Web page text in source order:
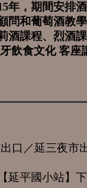
年，期間安排
問和葡萄酒教
酒課程、烈酒
飲食文化 客座
口／延三夜市
延平國小站】